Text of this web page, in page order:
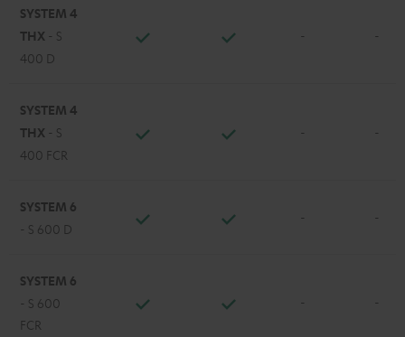
SYSTEM 4
THX - S
400 D
- -
SYSTEM 4
THX - S
400 FCR
- -
SYSTEM 6
- S 600 D
- -
SYSTEM 6
- S 600
FCR
- -